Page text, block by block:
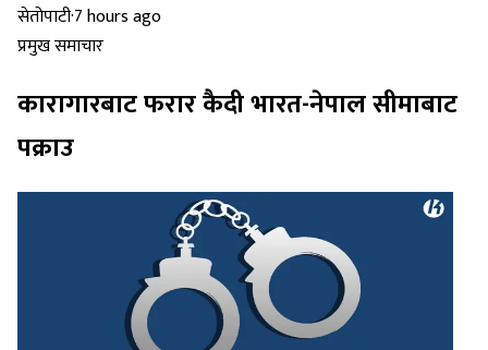
सेतोपाटी·7 hours ago
प्रमुख समाचार
कारागारबाट फरार कैदी भारत-नेपाल सीमाबाट
पक्राउ